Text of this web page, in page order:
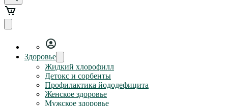
Здоровье
Жидкий хлорофилл
Детокс и сорбенты
Профилактика йододефицита
Женское здоровье
Мужское здоровье